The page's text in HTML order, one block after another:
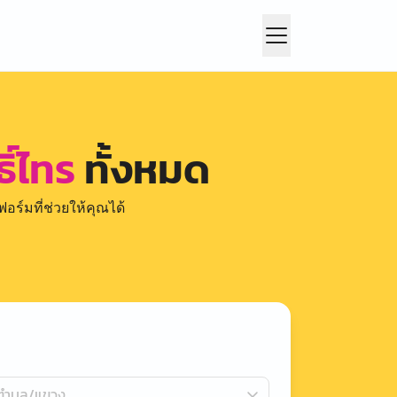
ทรทั้งหมด
อร์มที่ช่วยให้คุณได้